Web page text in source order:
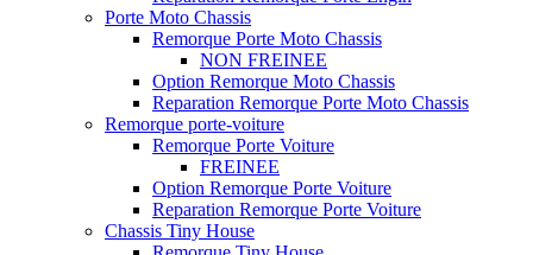
Porte Moto Chassis
Remorque Porte Moto Chassis
NON FREINEE
Option Remorque Moto Chassis
Reparation Remorque Porte Moto Chassis
Remorque porte-voiture
Remorque Porte Voiture
FREINEE
Option Remorque Porte Voiture
Reparation Remorque Porte Voiture
Chassis Tiny House